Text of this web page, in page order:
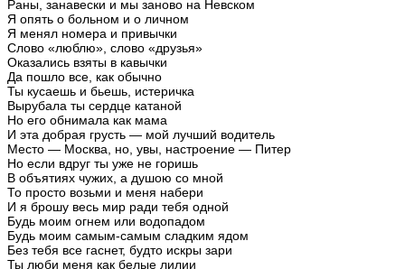
Раны, занавески и мы заново на Невском
Я опять о больном и о личном
Я менял номера и привычки
Слово «люблю», слово «друзья»
Оказались взяты в кавычки
Да пошло все, как обычно
Ты кусаешь и бьешь, истеричка
Вырубала ты сердце катаной
Но его обнимала как мама
И эта добрая грусть — мой лучший водитель
Место — Москва, но, увы, настроение — Питер
Но если вдруг ты уже не горишь
В объятиях чужих, а душою со мной
То просто возьми и меня набери
И я брошу весь мир ради тебя одной
Будь моим огнем или водопадом
Будь моим самым-самым сладким ядом
Без тебя все гаснет, будто искры зари
Ты люби меня как белые лилии